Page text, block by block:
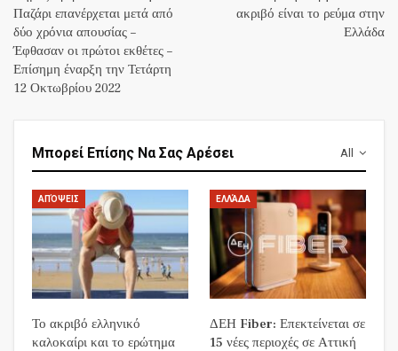
Παζάρι επανέρχεται μετά από
δύο χρόνια απουσίας –
Έφθασαν οι πρώτοι εκθέτες –
Επίσημη έναρξη την Τετάρτη
12 Οκτωβρίου 2022
ακριβό είναι το ρεύμα στην
Ελλάδα
All
Μπορεί Επίσης Να Σας Αρέσει
ΑΠΌΨΕΙΣ
Το ακριβό ελληνικό
καλοκαίρι και το ερώτημα
ΕΛΛΆΔΑ
ΔΕΗ Fiber: Επεκτείνεται σε
15 νέες περιοχές σε Αττική